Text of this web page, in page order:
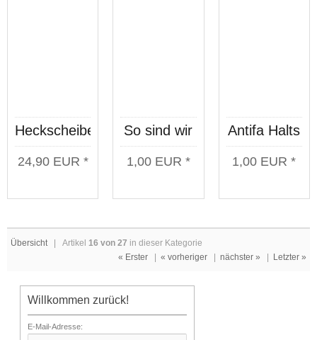
Heckscheibenaufkleber
Wolfskopf
weiß
24,90 EUR *
So sind wir
orange
Aufkleberset
1,00 EUR *
Antifa Halts
Maul
orange
10 Stück
1,00 EUR *
Übersicht| Artikel 16 von 27 in dieser Kategorie
« Erster
« vorheriger nächster » Letzter »
Willkommen zurück!
E-Mail-Adresse: